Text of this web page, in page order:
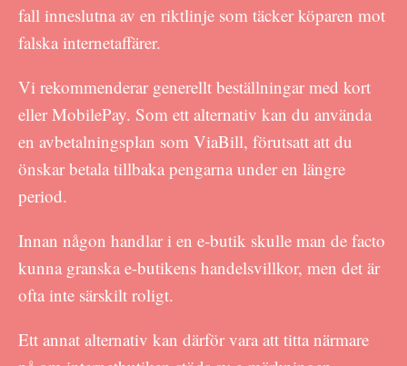
fall inneslutna av en riktlinje som täcker köparen mot
falska internetaffärer.
Vi rekommenderar generellt beställningar med kort
eller MobilePay. Som ett alternativ kan du använda
en avbetalningsplan som ViaBill, förutsatt att du
önskar betala tillbaka pengarna under en längre
period.
Innan någon handlar i en e-butik skulle man de facto
kunna granska e-butikens handelsvillkor, men det är
ofta inte särskilt roligt.
Ett annat alternativ kan därför vara att titta närmare